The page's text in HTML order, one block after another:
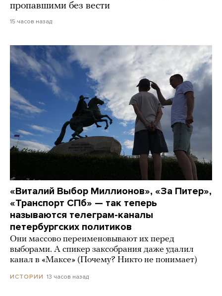
пропавшими без вести
15 часов назад
«Виталий Выбор Миллионов», «За Питер»,
«Транспорт СПб» — так теперь
называются телеграм-каналы
петербургских политиков
Они массово переименовывают их перед
выборами. А спикер заксобрания даже удалил
канал в «Максе» (Почему? Никто не понимает)
ИСТОРИИ 13 часов назад